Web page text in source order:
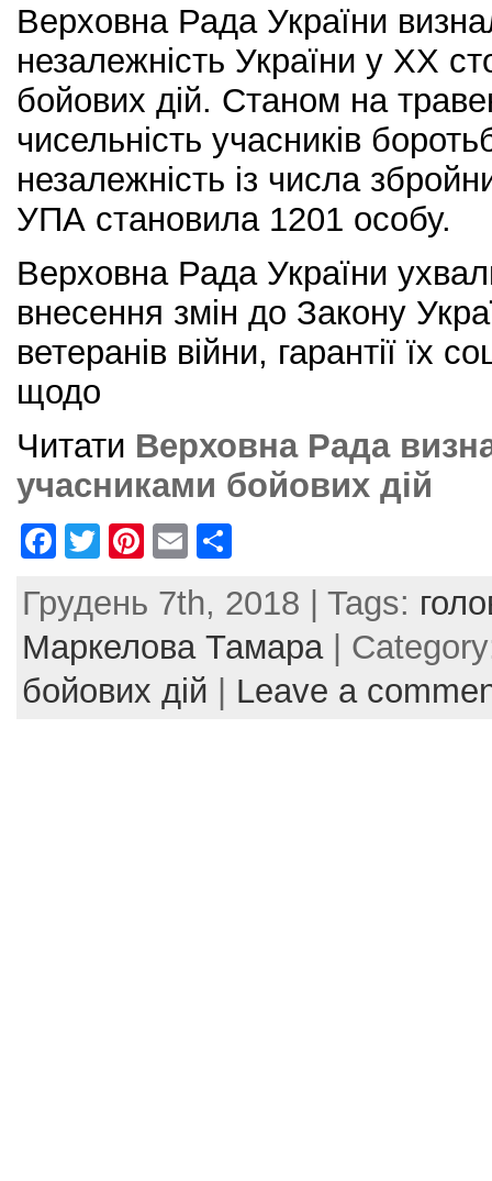
Верховна Рада України
незалежність України у XX
бойових дій. Станом на
чисельність учасників
незалежність із числа
УПА становила 1201 особу.
Верховна Рада України
внесення змін до Закону
ветеранів війни, гарантії їх
щодо
Читати Верховна Рада
учасниками бойових дій
F
c
e
b
o
T
itt
er
Pi
er
e
st
E
ai
l
ar
e
Грудень 7th, 2018 | Tags:
Маркелова Тамара|
бойових дій | Leave a